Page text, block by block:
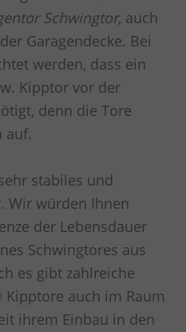
Schwingtor, auch
Garagendecke. Bei
werden, dass ein
Kipptor vor der
denn die Tore
auf.
stabiles und
Wir würden Ihnen
der Lebensdauer
Schwingtores aus
es gibt zahlreiche
auch im Raum
ihrem Einbau in den